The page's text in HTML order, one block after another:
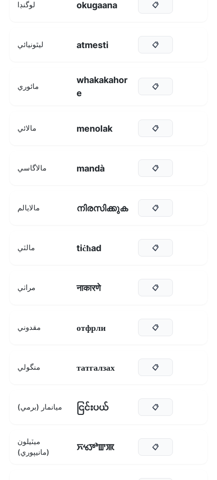
لوگنڊا okugaana 📋
ليٿونيائي atmesti 📋
مائوري
whakakahor
e
📋
مالائي menolak 📋
مالاگاسي mandà 📋
مالايالم നിരസിക്കുക 📋
مالٽي tiċħad 📋
مراٺي नाकारणे 📋
مقدوني отфрли 📋
منگولي татгалзах 📋
ميانمار (برمي) ငြင်းပယ် 📋
ميٽيلون
(مانيپوري)
ꯈꯠꯇꯣꯛꯄ 📋